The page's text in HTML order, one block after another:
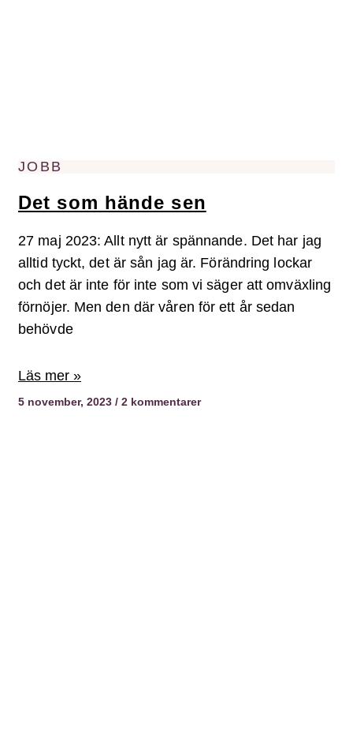
JOBB
Det som hände sen
27 maj 2023: Allt nytt är spännande. Det har jag
alltid tyckt, det är sån jag är. Förändring lockar
och det är inte för inte som vi säger att omväxling
förnöjer. Men den där våren för ett år sedan
behövde
Läs mer »
5 november, 2023 2 kommentarer